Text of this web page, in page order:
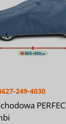
249-4030